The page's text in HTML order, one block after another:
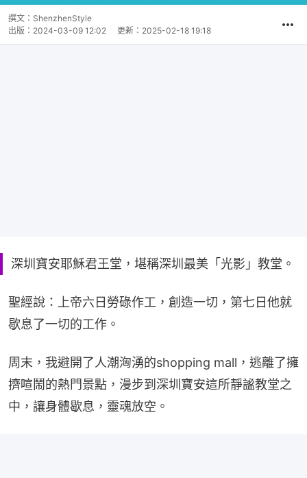
撰文： ShenzhenStyle
出版： 2024-03-09 12:02 更新： 2025-02-18 19:18
深圳寶安耶穌君王堂，堪稱深圳最美「光影」教堂。
聖經說：上帝六日勞碌作工，創造一切，第七日他就
歇息了一切的工作。
周末，我避開了人潮洶湧的shopping mall，逃離了擁
擠喧鬧的熱門景點，漫步到深圳寶安這所靜謐教堂之
中，讓身體歇息，靈魂放空。